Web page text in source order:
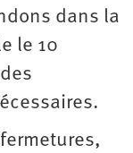
dans la
le 10